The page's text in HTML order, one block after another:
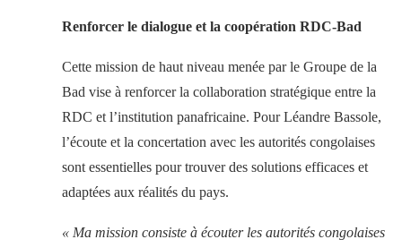
Renforcer le dialogue et la coopération RDC-Bad
Cette mission de haut niveau menée par le Groupe de la
Bad vise à renforcer la collaboration stratégique entre la
RDC et l’institution panafricaine. Pour Léandre Bassole,
l’écoute et la concertation avec les autorités congolaises
sont essentielles pour trouver des solutions efficaces et
adaptées aux réalités du pays.
« Ma mission consiste à écouter les autorités congolaises